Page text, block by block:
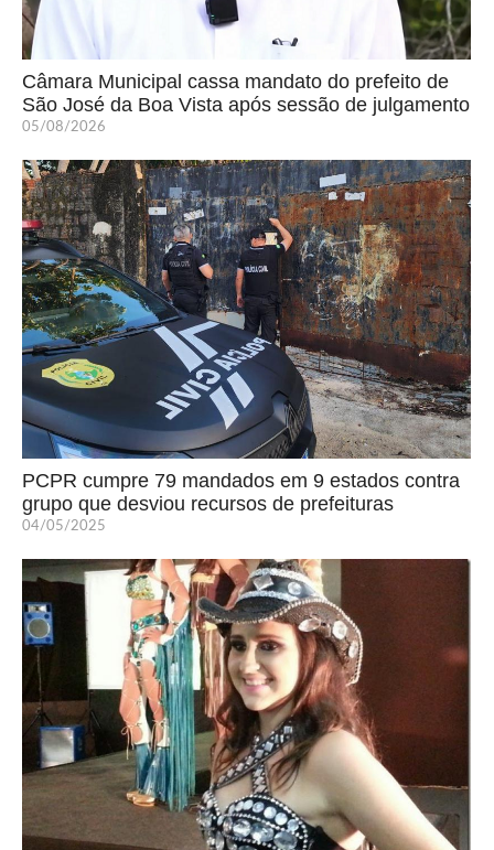
Câmara Municipal cassa mandato do prefeito de
São José da Boa Vista após sessão de julgamento
05/08/2026
PCPR cumpre 79 mandados em 9 estados contra
grupo que desviou recursos de prefeituras
04/05/2025